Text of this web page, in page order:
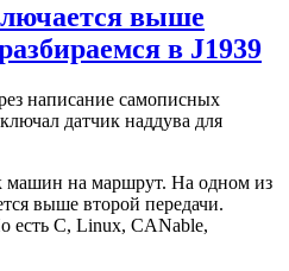
выше
в J1939
написание самописных
датчик наддува для
машин на маршрут. На одном из
выше второй передачи.
есть C, Linux, CANable,